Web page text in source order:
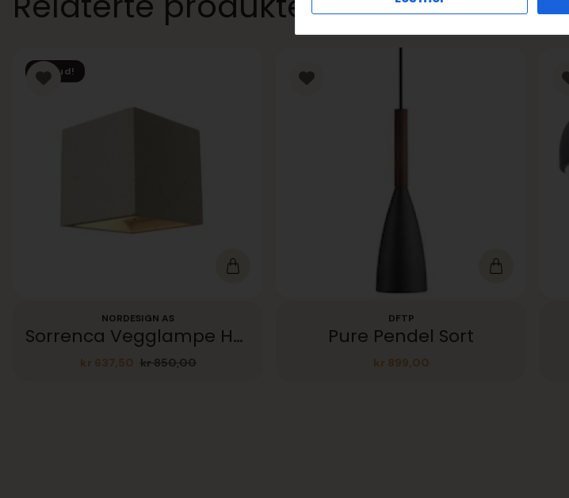
Tilbud!
NORDESIGN AS
Sorrenca Vegglampe Hvit betong
kr850,00
Opprinnelig
kr 637,50 Nåværende
DFTP
Pure Pendel Sort
kr 899,00